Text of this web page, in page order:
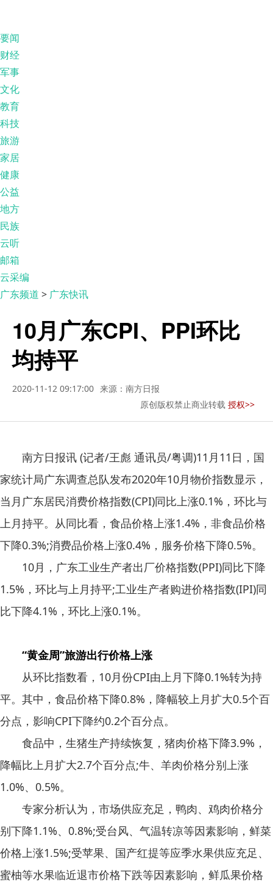
要闻
财经
军事
文化
教育
科技
旅游
家居
健康
公益
地方
民族
云听
邮箱
云采编
广东频道 > 广东快讯
10月广东CPI、PPI环比
均持平
2020-11-12 09:17:00 来源：南方日报
原创版权禁止商业转载 授权>>
南方日报讯 (记者/王彪 通讯员/粤调)11月11日，国
家统计局广东调查总队发布2020年10月物价指数显示，
当月广东居民消费价格指数(CPI)同比上涨0.1%，环比与
上月持平。从同比看，食品价格上涨1.4%，非食品价格
下降0.3%;消费品价格上涨0.4%，服务价格下降0.5%。
10月，广东工业生产者出厂价格指数(PPI)同比下降
1.5%，环比与上月持平;工业生产者购进价格指数(IPI)同
比下降4.1%，环比上涨0.1%。
“黄金周”旅游出行价格上涨
从环比指数看，10月份CPI由上月下降0.1%转为持
平。其中，食品价格下降0.8%，降幅较上月扩大0.5个百
分点，影响CPI下降约0.2个百分点。
食品中，生猪生产持续恢复，猪肉价格下降3.9%，
降幅比上月扩大2.7个百分点;牛、羊肉价格分别上涨
1.0%、0.5%。
专家分析认为，市场供应充足，鸭肉、鸡肉价格分
别下降1.1%、0.8%;受台风、气温转凉等因素影响，鲜菜
价格上涨1.5%;受苹果、国产红提等应季水果供应充足、
蜜柚等水果临近退市价格下跌等因素影响，鲜瓜果价格